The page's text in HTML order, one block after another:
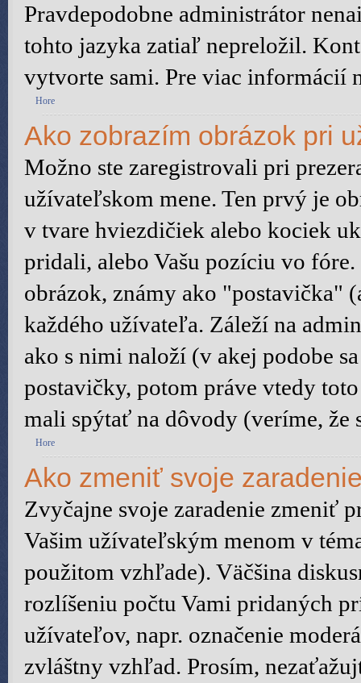
Pravdepodobne administrátor
tohto jazyka zatiaľ nepreložil.
vytvorte sami. Pre viac informácií
Hore
Ako zobrazím obrázok pri
Možno ste zaregistrovali pri
užívateľskom mene. Ten prvý je
v tvare hviezdičiek alebo kociek
pridali, alebo Vašu pozíciu vo
obrázok, známy ako "postavička"
každého užívateľa. Záleží na
ako s nimi naloží (v akej podobe
postavičky, potom práve vtedy
mali spýtať na dôvody (veríme, že
Hore
Ako zmeniť svoje
Zvyčajne svoje zaradenie zmeniť
Vašim užívateľským menom v
použitom vzhľade). Väčšina
rozlíšeniu počtu Vami pridaných
užívateľov, napr. označenie
zvláštny vzhľad. Prosím,